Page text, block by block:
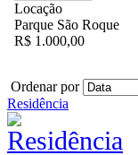
Locação
Parque São Roque
R$ 1.000,00
Ordenar por
Residência